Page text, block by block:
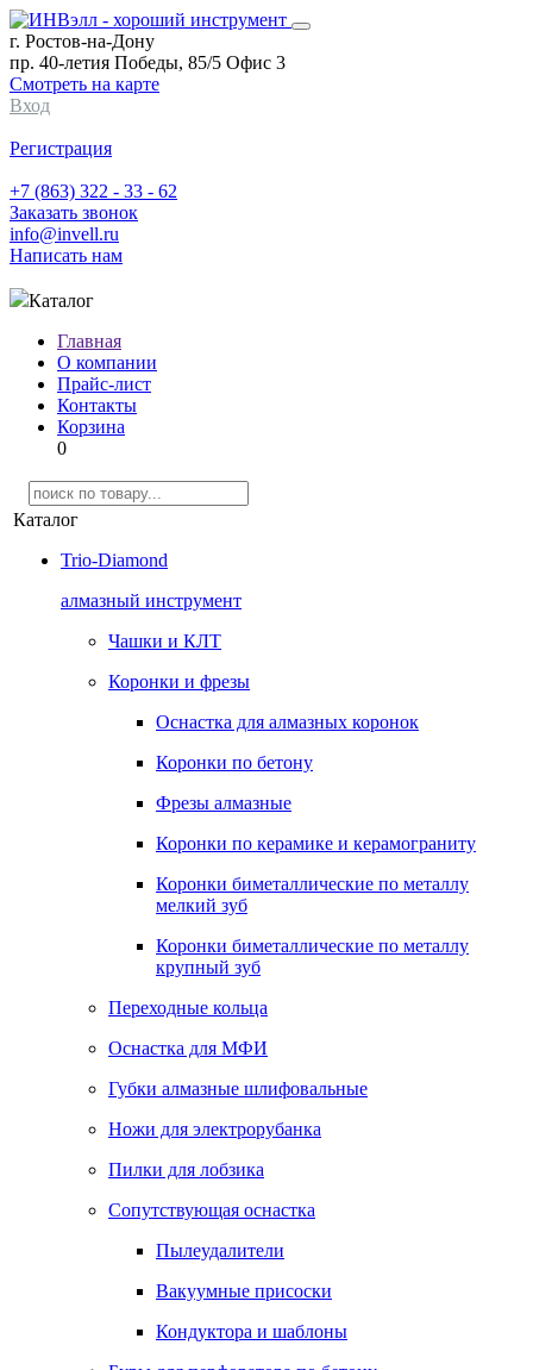
г. Ростов-на-Дону
пр. 40-летия Победы, 85/5 Офис 3
Смотреть на карте
Вход
Регистрация
+7 (863) 322 - 33 - 62
Заказать звонок
info@invell.ru
Написать нам
Каталог
Главная
О компании
Прайс-лист
Контакты
Корзина
0
Каталог
Trio-Diamond
алмазный инструмент
Чашки и КЛТ
Коронки и фрезы
Оснастка для алмазных коронок
Коронки по бетону
Фрезы алмазные
Коронки по керамике и керамограниту
Коронки биметаллические по металлу
мелкий зуб
Коронки биметаллические по металлу
крупный зуб
Переходные кольца
Оснастка для МФИ
Губки алмазные шлифовальные
Ножи для электрорубанка
Пилки для лобзика
Сопутствующая оснастка
Пылеудалители
Вакуумные присоски
Кондуктора и шаблоны